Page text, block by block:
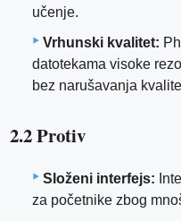
učenje.
Vrhunski kvalitet:
datotekama visoke
bez narušavanja
2.2 Protiv
Složeni interfejs:
za početnike zbog